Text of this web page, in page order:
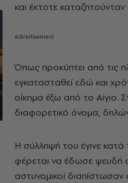
και έκτοτε
Όπως προκύπτει από τις
εγκατασταθεί εδώ και
οίκημα έξω από το Αίγιο.
διαφορετικό όνομα,
Η σύλληψή του έγινε κατά
φέρεται να έδωσε ψευδή
αστυνομικοί